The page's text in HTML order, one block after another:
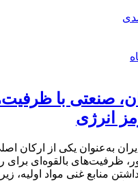
صنعتی با
انرژی
به‌عنوان یکی از ارکان
ظرفیت‌های بالقوه‌ای برای
داشتن منابع غنی مواد